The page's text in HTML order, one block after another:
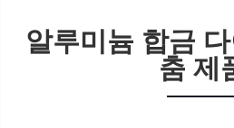
알루미늄 합금
춤 제